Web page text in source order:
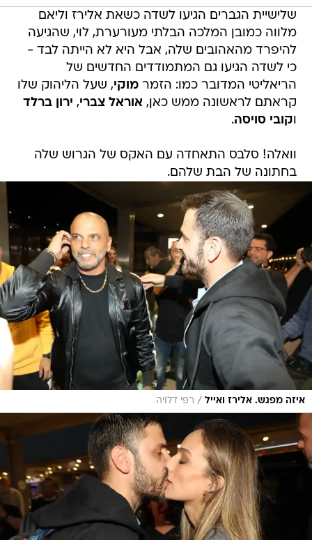
שלישיית הגברים הגיעו לשדה כשאת אלירז וליאם
מלווה כמובן המלכה הבלתי מעורערת, לוי, שהגיעה
להיפרד מהאהובים שלה, אבל היא לא הייתה לבד -
כי לשדה הגיעו גם המתמודדים החדשים של
הריאליטי המדובר כמו: הזמרמוקי, שעל הליהוק שלו
קראתם לראשונה ממש כאן, אוראל צברי, ירון ברלד
וקובי סויסה.
וואלה! סלבס התאחדה עם האקס של הגרוש שלה
בחתונה של הבת שלהם.
איזה מפגש. אלירז ואייל / רפי דלויה